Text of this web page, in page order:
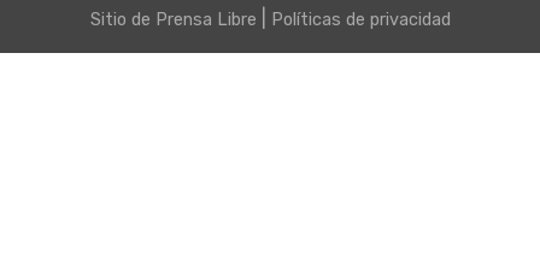
Sitio de Prensa Libre Políticas de privacidad